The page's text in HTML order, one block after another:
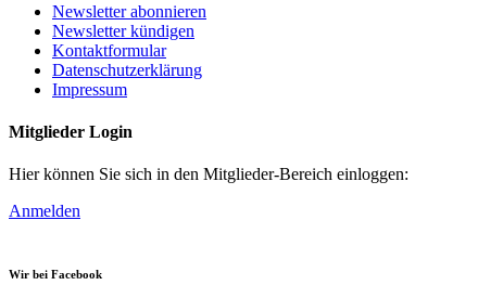
Newsletter abonnieren
Newsletter kündigen
Kontaktformular
Datenschutzerklärung
Impressum
Mitglieder Login
Hier können Sie sich in den Mitglieder-Bereich einloggen:
Anmelden
Wir bei Facebook